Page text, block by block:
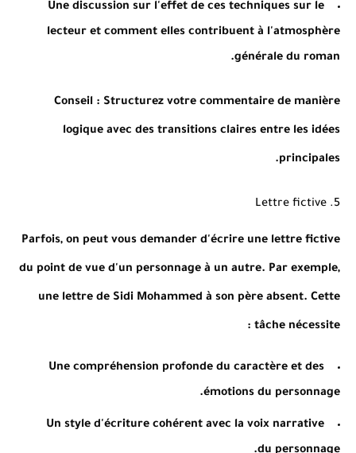
Une discussion sur l'effet de ces techniques sur le
lecteur et comment elles contribuent à l'atmosphère
générale du roman.
Conseil : Structurez votre commentaire de manière
logique avec des transitions claires entre les idées
principales.
5. Lettre fictive
Parfois, on peut vous demander d'écrire une lettre fictive
du point de vue d'un personnage à un autre. Par exemple,
une lettre de Sidi Mohammed à son père absent. Cette
tâche nécessite :
Une compréhension profonde du caractère et des
émotions du personnage.
Un style d'écriture cohérent avec la voix narrative